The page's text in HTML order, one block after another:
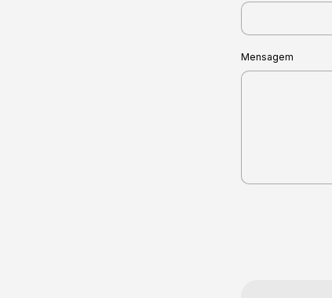
Mensagem